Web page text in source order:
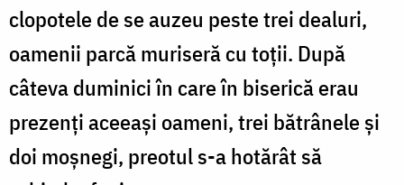
clopotele de se auzeu peste trei dealuri,
oamenii parcă muriseră cu toții. După
câteva duminici în care în biserică erau
prezenți aceeași oameni, trei bătrânele și
doi moșnegi, preotul s-a hotărât să